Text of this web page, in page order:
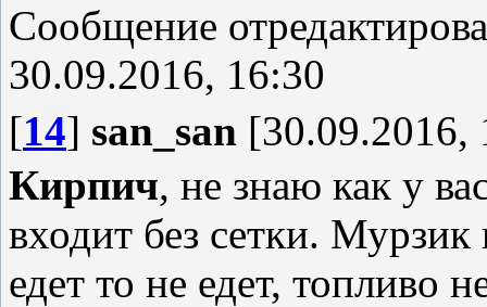
Сообщение
30.09.2016, 16:30
[14] san_san [30.09.2016,
Кирпич, не знаю как у
входит без сетки. Мурзик
едет то не едет, топливо